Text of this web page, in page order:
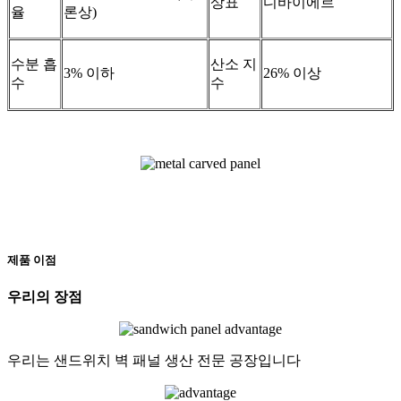
율
론상)
수분 흡
수
3% 이하
산소 지
수
26% 이상
제품 이점
우리의 장점
우리는 샌드위치 벽 패널 생산 전문 공장입니다